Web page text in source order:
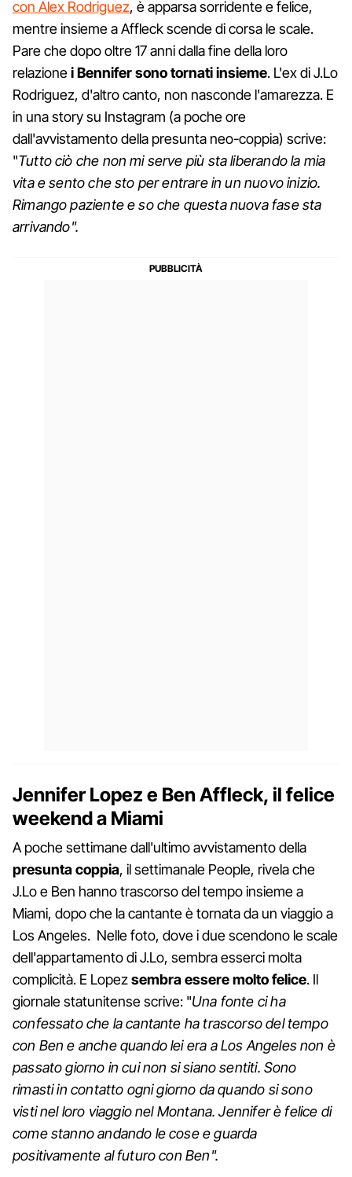
con Alex Rodriguez, è apparsa sorridente e felice,
mentre insieme a Affleck scende di corsa le scale.
Pare che dopo oltre 17 anni dalla fine della loro
relazionei Bennifer sono tornati insieme. L'ex di J.Lo
Rodriguez, d'altro canto, non nasconde l'amarezza. E
in una story su Instagram (a poche ore
dall'avvistamento della presunta neo-coppia) scrive:
"Tutto ciò che non mi serve più sta liberando la mia
vita e sento che sto per entrare in un nuovo inizio.
Rimango paziente e so che questa nuova fase sta
arrivando".
Jennifer Lopez e Ben Affleck, il felice
weekend a Miami
A poche settimane dall'ultimo avvistamento della
presunta coppia, il settimanale People, rivela che
J.Lo e Ben hanno trascorso del tempo insieme a
Miami, dopo che la cantante è tornata da un viaggio a
Los Angeles. Nelle foto, dove i due scendono le scale
dell'appartamento di J.Lo, sembra esserci molta
complicità. E Lopezsembra essere molto felice. Il
giornale statunitense scrive: "Una fonte ci ha
confessato che la cantante ha trascorso del tempo
con Ben e anche quando lei era a Los Angeles non è
passato giorno in cui non si siano sentiti. Sono
rimasti in contatto ogni giorno da quando si sono
visti nel loro viaggio nel Montana. Jennifer è felice di
come stanno andando le cose e guarda
positivamente al futuro con Ben".